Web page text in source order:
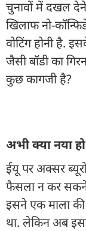
चुनावों में दखल
खिलाफ नो-
वोटिंग होनी है.
जैसी बॉडी का
कुछ कागजी है?
अभी क्या नया
ईयू पर अक्सर
फैसला न कर
इसने एक माला
था. लेकिन अब